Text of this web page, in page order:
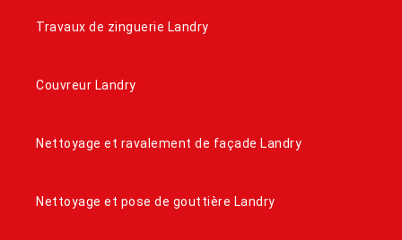
Travaux de zinguerie Landry
Couvreur Landry
Nettoyage et ravalement de façade Landry
Nettoyage et pose de gouttière Landry